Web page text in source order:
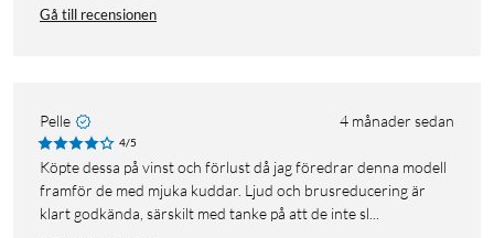
Gå till recensionen
Pelle 4 månader sedan
4/5
Köpte dessa på vinst och förlust då jag föredrar denna modell
framför de med mjuka kuddar. Ljud och brusreducering är
klart godkända, särskilt med tanke på att de inte sl...